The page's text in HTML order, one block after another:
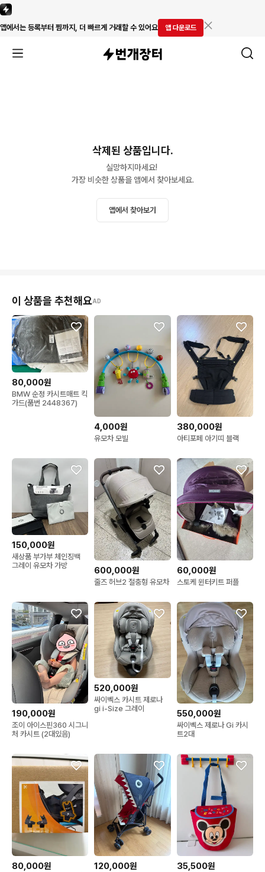
앱에서는 등록부터 찜까지, 더 빠르게 거래할 수 있어요 앱 다운로드
삭제된 상품입니다.
실망하지마세요!
가장 비슷한 상품을 앱에서 찾아보세요.
앱에서 찾아보기
이 상품을 추천해요AD
80,000원
BMW 순정 카시트매트 킥
가드(품번 2448367)
4,000원
유모차 모빌
380,000원
아티포페 아기띠 블랙
150,000원
새상품 부가부 체인징백
그레이 유모차 가방
600,000원
줄즈 허브2 절충형 유모차
60,000원
스토케 윈터키트 퍼플
190,000원
조이 아이스핀360 시그니
처 카시트 (2대있음)
520,000원
싸이벡스 카시트 제로나
gi i-Size 그레이
550,000원
싸이벡스 제로나 Gi 카시
트2대
80,000원 120,000원 35,500원